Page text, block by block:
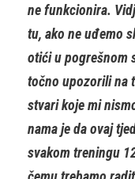
ne funkcionira.
tu, ako ne uđemo
otići u pogrešnom
točno upozorili na
stvari koje mi
nama je da ovaj
svakom treningu